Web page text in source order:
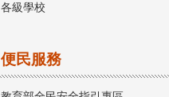
各級學校
便民服務